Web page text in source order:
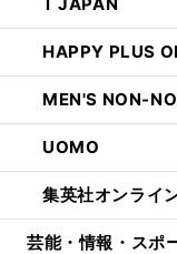
HAPPY PLUS
MEN'S NON-NO
UOMO
集英社オンライ
芸能・情報・スポ